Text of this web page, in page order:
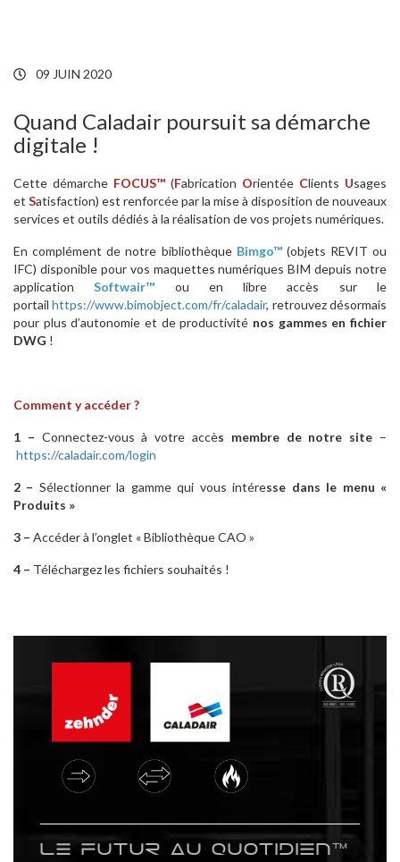
09 JUIN 2020
Quand Caladair poursuit sa démarche
digitale !
Cette démarche FOCUS™ (Fabrication Orientée Clients Usages
et Satisfaction) est renforcée par la mise à disposition de nouveaux
services et outils dédiés à la réalisation de vos projets numériques.
En complément de notre bibliothèque Bimgo™(objets REVIT ou
IFC) disponible pour vos maquettes numériques BIM depuis notre
applicationSoftwair™ ou en libre accès sur le
portailhttps://www.bimobject.com/fr/caladair, retrouvez désormais
pour plus d’autonomie et de productivité nos gammes en fichier
DWG !
Comment y accéder ?
1 – Connectez-vous à votre accès membre de notre site –
https://caladair.com/login
2 – Sélectionner la gamme qui vous intéresse dans le menu «
Produits »
3 – Accéder à l’onglet « Bibliothèque CAO »
4 – Téléchargez les fichiers souhaités !
Le futur au quotidien™